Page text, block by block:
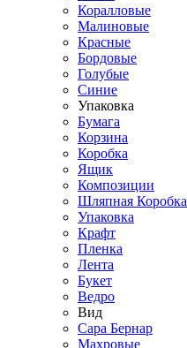
Коралловые
Малиновые
Красные
Бордовые
Голубые
Синие
Упаковка
Бумага
Корзина
Коробка
Ящик
Композиции
Шляпная Коробка
Упаковка
Крафт
Пленка
Лента
Букет
Ведро
Вид
Сара Бернар
Махровые